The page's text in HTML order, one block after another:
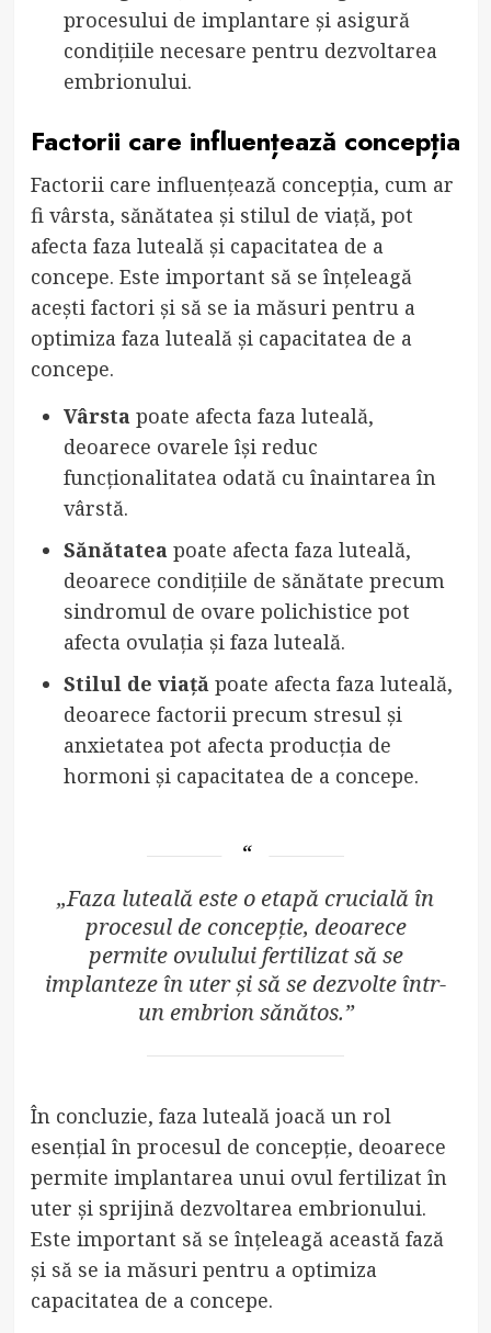
procesului de implantare și asigură
condițiile necesare pentru dezvoltarea
embrionului.
Factorii care influențează concepția
Factorii care influențează concepția, cum ar
fi vârsta, sănătatea și stilul de viață, pot
afecta faza luteală și capacitatea de a
concepe. Este important să se înțeleagă
acești factori și să se ia măsuri pentru a
optimiza faza luteală și capacitatea de a
concepe.
Vârstapoate afecta faza luteală,
deoarece ovarele își reduc
funcționalitatea odată cu înaintarea în
vârstă.
Sănătateapoate afecta faza luteală,
deoarece condițiile de sănătate precum
sindromul de ovare polichistice pot
afecta ovulația și faza luteală.
Stilul de viațăpoate afecta faza luteală,
deoarece factorii precum stresul și
anxietatea pot afecta producția de
hormoni și capacitatea de a concepe.
„Faza luteală este o etapă crucială în
procesul de concepție, deoarece
permite ovulului fertilizat să se
implanteze în uter și să se dezvolte într-
un embrion sănătos.”
În concluzie, faza luteală joacă un rol
esențial în procesul de concepție, deoarece
permite implantarea unui ovul fertilizat în
uter și sprijină dezvoltarea embrionului.
Este important să se înțeleagă această fază
și să se ia măsuri pentru a optimiza
capacitatea de a concepe.